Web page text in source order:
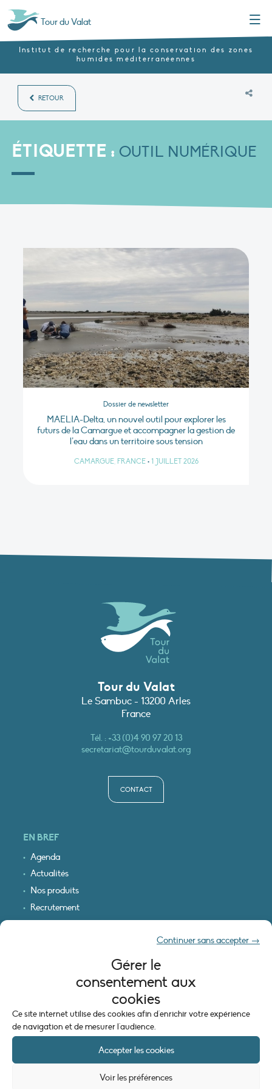
Gérer le
consentement aux
cookies
Ce site internet utilise des cookies afin d'enrichir votre expérience
de navigation et de mesurer l'audience.
Accepter les cookies
Continuer sans accepter →
Voir les préférences
Tour du Valat
Institut de recherche pour la conservation des zones
humides méditerranéennes
RETOUR
ÉTIQUETTE : OUTIL NUMÉRIQUE
Dossier de newsletter
MAELIA-Delta, un nouvel outil pour explorer les
futurs de la Camargue et accompagner la gestion de
l’eau dans un territoire sous tension
CAMARGUE, FRANCE • 1 JUILLET 2026
Tour du Valat
Le Sambuc - 13200 Arles
France
Tél. :+33 (0)4 90 97 20 13
secretariat@tourduvalat.org
CONTACT
EN BREF
Agenda
Actualités
Nos produits
Recrutement
Recevoir nos infos
INFORMATIONS LÉGALES
Mentions légales
Politique de cookies (UE)